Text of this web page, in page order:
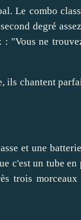
Le combo
degré
"Vous ne
ils chantent
et une
c'est un tube
trois